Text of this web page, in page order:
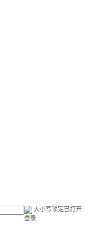
大小写锁定已打开
登录